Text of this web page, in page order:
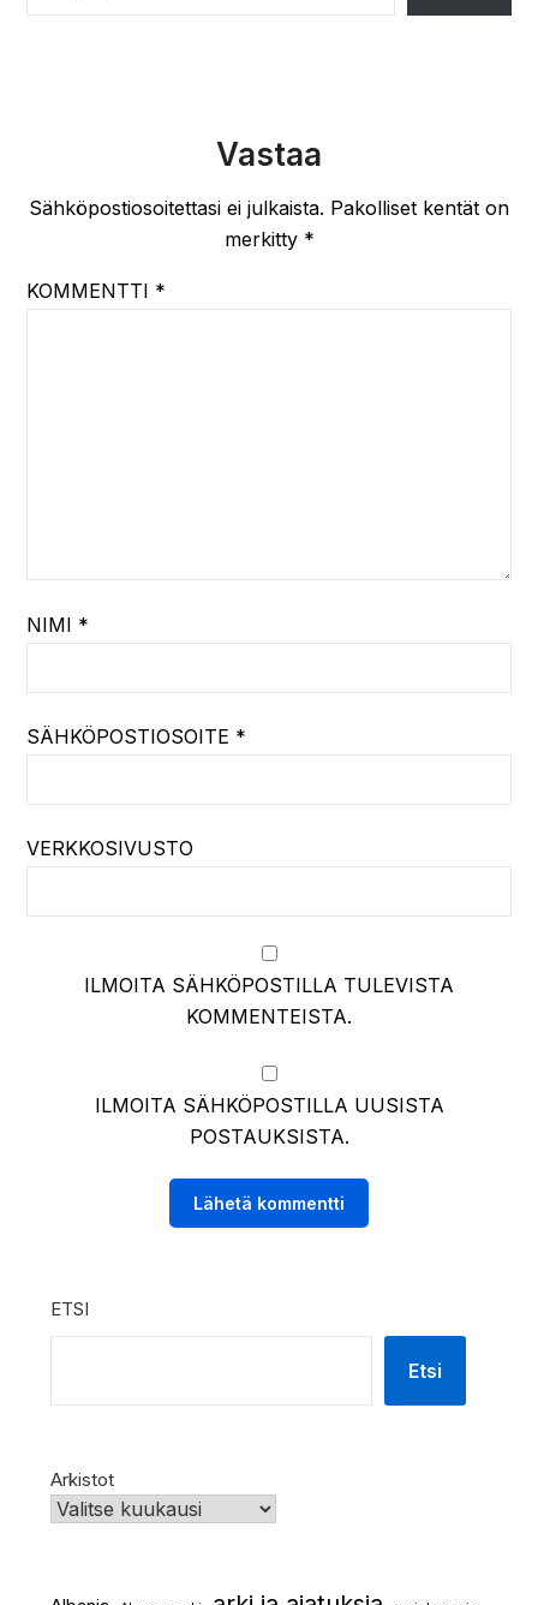
Vastaa
Sähköpostiosoitettasi ei julkaista. Pakolliset kentät on
merkitty *
KOMMENTTI *
NIMI *
SÄHKÖPOSTIOSOITE *
VERKKOSIVUSTO
ILMOITA SÄHKÖPOSTILLA TULEVISTA
KOMMENTEISTA.
ILMOITA SÄHKÖPOSTILLA UUSISTA
POSTAUKSISTA.
ETSI
Etsi
Arkistot